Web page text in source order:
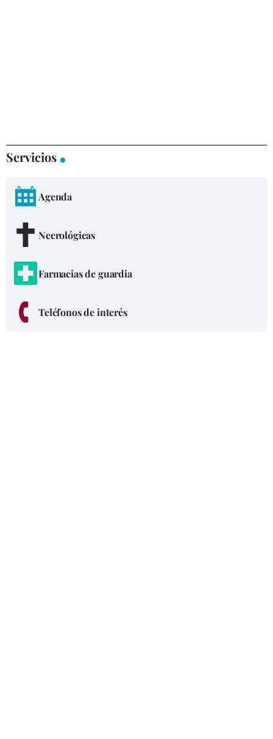
Servicios
Agenda
Necrológicas
Farmacias de guardia
Teléfonos de interés